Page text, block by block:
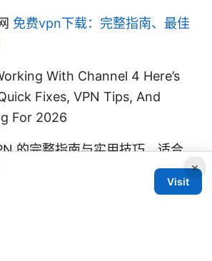
免费vpn下载：完整指南、最佳
With Channel 4 Here’s
Fixes, VPN Tips, And
For 2026
的完整指南与实用技巧，适合
×
Visit